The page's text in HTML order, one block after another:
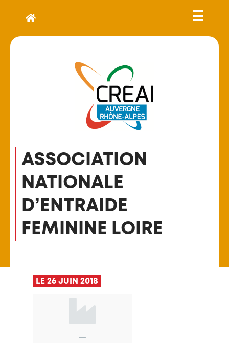
ASSOCIATION
NATIONALE
D’ENTRAIDE
FEMININE LOIRE
LE 26 JUIN 2018
—